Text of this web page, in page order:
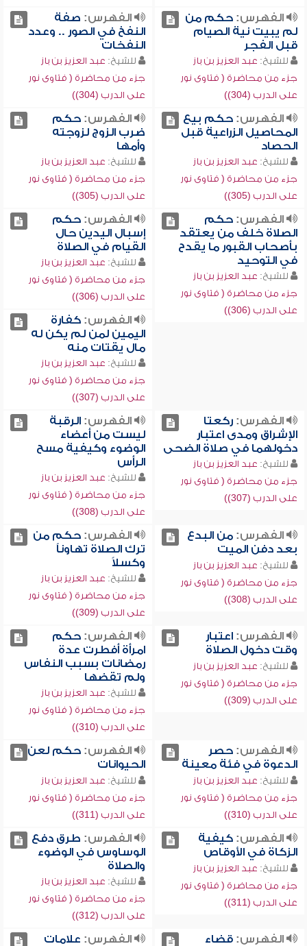
الفهرس:حكم من
لم يبيت نية الصيام
قبل الفجر
للشيخ: عبد العزيز بن باز
جزء من محاضرة ( فتاوى نور
على الدرب (304))
الفهرس: صفة
النفخ في الصور .. وعدد
النفخات
للشيخ: عبد العزيز بن باز
جزء من محاضرة ( فتاوى نور
على الدرب (304))
الفهرس:حكم بيع
المحاصيل الزراعية قبل
الحصاد
للشيخ: عبد العزيز بن باز
جزء من محاضرة ( فتاوى نور
على الدرب (305))
الفهرس:حكم
ضرب الزوج لزوجته
وأمها
للشيخ: عبد العزيز بن باز
جزء من محاضرة ( فتاوى نور
على الدرب (305))
الفهرس:حكم
الصلاة خلف من يعتقد
بأصحاب القبور ما يقدح
في التوحيد
للشيخ: عبد العزيز بن باز
جزء من محاضرة ( فتاوى نور
على الدرب (306))
الفهرس:حكم
إسبال اليدين حال
القيام في الصلاة
للشيخ: عبد العزيز بن باز
جزء من محاضرة ( فتاوى نور
على الدرب (306))
الفهرس:كفارة
اليمين لمن لم يكن له
مال يقتات منه
للشيخ: عبد العزيز بن باز
جزء من محاضرة ( فتاوى نور
على الدرب (307))
الفهرس:ركعتا
الإشراق ومدى اعتبار
دخولهما في صلاة الضحى
للشيخ: عبد العزيز بن باز
جزء من محاضرة ( فتاوى نور
على الدرب (307))
الفهرس:الرقبة
ليست من أعضاء
الوضوء وكيفية مسح
الرأس
للشيخ: عبد العزيز بن باز
جزء من محاضرة ( فتاوى نور
على الدرب (308))
الفهرس:من البدع
بعد دفن الميت
للشيخ: عبد العزيز بن باز
جزء من محاضرة ( فتاوى نور
على الدرب (308))
الفهرس:حكم من
ترك الصلاة تهاوناً
وكسلاً
للشيخ: عبد العزيز بن باز
جزء من محاضرة ( فتاوى نور
على الدرب (309))
الفهرس:اعتبار
وقت دخول الصلاة
للشيخ: عبد العزيز بن باز
جزء من محاضرة ( فتاوى نور
على الدرب (309))
الفهرس:حكم
امرأة أفطرت عدة
رمضانات بسبب النفاس
ولم تقضها
للشيخ: عبد العزيز بن باز
جزء من محاضرة ( فتاوى نور
على الدرب (310))
الفهرس:حصر
الدعوة في فئة معينة
للشيخ: عبد العزيز بن باز
جزء من محاضرة ( فتاوى نور
على الدرب (310))
الفهرس:حكم لعن
الحيوانات
للشيخ: عبد العزيز بن باز
جزء من محاضرة ( فتاوى نور
على الدرب (311))
الفهرس:كيفية
الزكاة في الأوقاص
للشيخ: عبد العزيز بن باز
جزء من محاضرة ( فتاوى نور
على الدرب (311))
الفهرس: طرق دفع
الوساوس في الوضوء
والصلاة
للشيخ: عبد العزيز بن باز
جزء من محاضرة ( فتاوى نور
على الدرب (312))
الفهرس:قضاء
الفهرس: علامات